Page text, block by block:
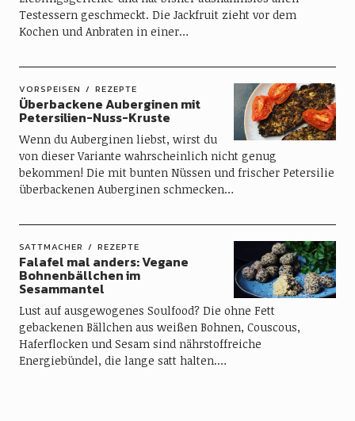
Testessern geschmeckt. Die Jackfruit zieht vor dem
Kochen und Anbraten in einer…
VORSPEISEN REZEPTE
Überbackene Auberginen mit
Petersilien-Nuss-Kruste
Wenn du Auberginen liebst, wirst du
von dieser Variante wahrscheinlich nicht genug
bekommen! Die mit bunten Nüssen und frischer Petersilie
überbackenen Auberginen schmecken…
SATTMACHER REZEPTE
Falafel mal anders: Vegane
Bohnenbällchen im
Sesammantel
Lust auf ausgewogenes Soulfood? Die ohne Fett
gebackenen Bällchen aus weißen Bohnen, Couscous,
Haferflocken und Sesam sind nährstoffreiche
Energiebündel, die lange satt halten.…